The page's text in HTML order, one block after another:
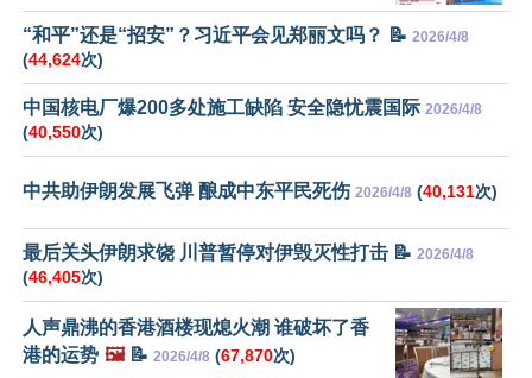
“和平”还是“招安”？习近平会见郑丽文吗？ 📝 2026/4/8
(44,624次)
中国核电厂爆200多处施工缺陷 安全隐忧震国际 2026/4/8
(40,550次)
中共助伊朗发展飞弹 酿成中东平民死伤 2026/4/8 (40,131次)
最后关头伊朗求饶 川普暂停对伊毁灭性打击 📝 2026/4/8
(46,405次)
人声鼎沸的香港酒楼现熄火潮 谁破坏了香
港的运势 🖼️📝 2026/4/8 (67,870次)